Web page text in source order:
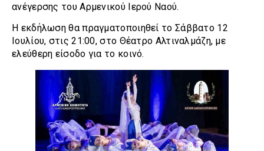
ανέγερσης του Αρμενικού Ιερού Ναού.
Η εκδήλωση θα πραγματοποιηθεί το Σάββατο 12
Ιουλίου, στις 21:00, στο Θέατρο Αλτιναλμάζη, με
ελεύθερη είσοδο για το κοινό.